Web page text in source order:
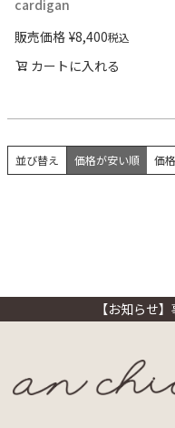
cardigan
販売価格 ¥8,400税込
カートに入れる
並び替え 価格が安い順 価
【お知らせ